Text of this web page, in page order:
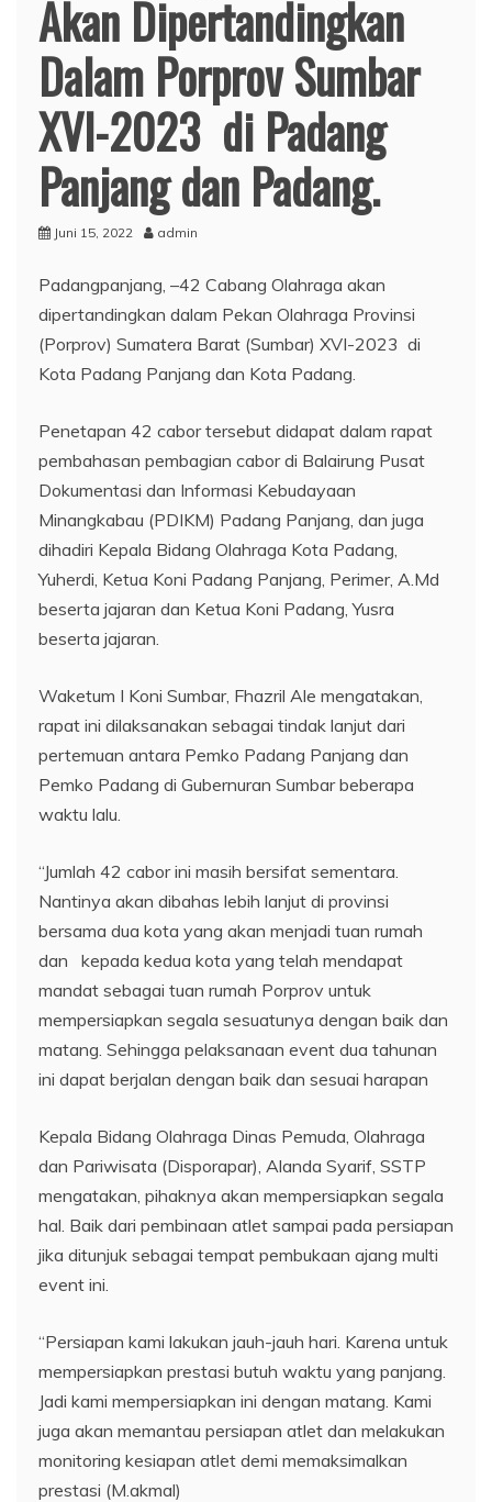
Akan Dipertandingkan
Dalam Porprov Sumbar
XVI-2023 di Padang
Panjang dan Padang.
Juni 15, 2022 admin
Padangpanjang, –42 Cabang Olahraga akan
dipertandingkan dalam Pekan Olahraga Provinsi
(Porprov) Sumatera Barat (Sumbar) XVI-2023 di
Kota Padang Panjang dan Kota Padang.
Penetapan 42 cabor tersebut didapat dalam rapat
pembahasan pembagian cabor di Balairung Pusat
Dokumentasi dan Informasi Kebudayaan
Minangkabau (PDIKM) Padang Panjang, dan juga
dihadiri Kepala Bidang Olahraga Kota Padang,
Yuherdi, Ketua Koni Padang Panjang, Perimer, A.Md
beserta jajaran dan Ketua Koni Padang, Yusra
beserta jajaran.
Waketum I Koni Sumbar, Fhazril Ale mengatakan,
rapat ini dilaksanakan sebagai tindak lanjut dari
pertemuan antara Pemko Padang Panjang dan
Pemko Padang di Gubernuran Sumbar beberapa
waktu lalu.
“Jumlah 42 cabor ini masih bersifat sementara.
Nantinya akan dibahas lebih lanjut di provinsi
bersama dua kota yang akan menjadi tuan rumah
dan kepada kedua kota yang telah mendapat
mandat sebagai tuan rumah Porprov untuk
mempersiapkan segala sesuatunya dengan baik dan
matang. Sehingga pelaksanaan event dua tahunan
ini dapat berjalan dengan baik dan sesuai harapan
Kepala Bidang Olahraga Dinas Pemuda, Olahraga
dan Pariwisata (Disporapar), Alanda Syarif, SSTP
mengatakan, pihaknya akan mempersiapkan segala
hal. Baik dari pembinaan atlet sampai pada persiapan
jika ditunjuk sebagai tempat pembukaan ajang multi
event ini.
“Persiapan kami lakukan jauh-jauh hari. Karena untuk
mempersiapkan prestasi butuh waktu yang panjang.
Jadi kami mempersiapkan ini dengan matang. Kami
juga akan memantau persiapan atlet dan melakukan
monitoring kesiapan atlet demi memaksimalkan
prestasi (M.akmal)